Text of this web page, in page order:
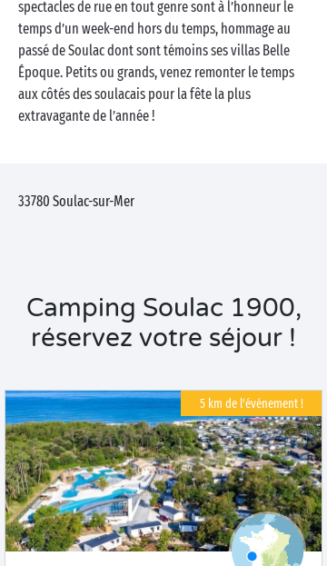
spectacles de rue en tout genre sont à l’honneur le
temps d’un week-end hors du temps, hommage au
passé de Soulac dont sont témoins ses villas Belle
Époque. Petits ou grands, venez remonter le temps
aux côtés des soulacais pour la fête la plus
extravagante de l’année !
33780 Soulac-sur-Mer
Camping Soulac 1900,
réservez votre séjour !
5 km de l'événement !